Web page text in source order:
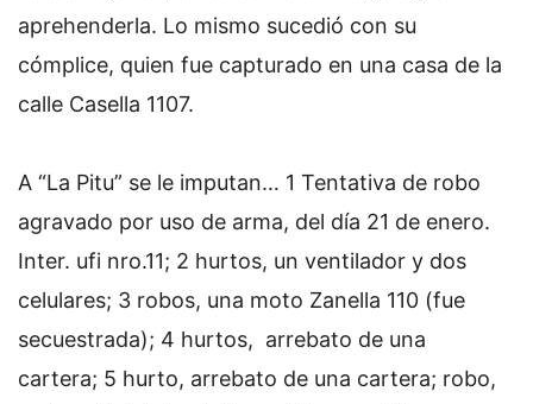
aprehenderla. Lo mismo sucedió con su
cómplice, quien fue capturado en una casa de la
calle Casella 1107.
A “La Pitu” se le imputan… 1 Tentativa de robo
agravado por uso de arma, del día 21 de enero.
Inter. ufi nro.11; 2 hurtos, un ventilador y dos
celulares; 3 robos, una moto Zanella 110 (fue
secuestrada); 4 hurtos, arrebato de una
cartera; 5 hurto, arrebato de una cartera; robo,